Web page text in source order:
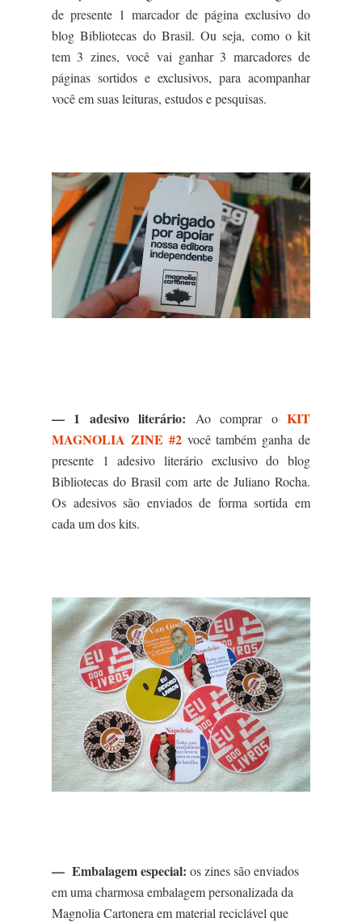
de presente 1 marcador de página exclusivo do
blog Bibliotecas do Brasil. Ou seja, como o kit
tem 3 zines, você vai ganhar 3 marcadores de
páginas sortidos e exclusivos, para acompanhar
você em suas leituras, estudos e pesquisas.
— 1 adesivo literário: Ao comprar oKIT
MAGNOLIA ZINE #2você também ganha de
presente 1 adesivo literário exclusivo do blog
Bibliotecas do Brasil com arte de Juliano Rocha.
Os adesivos são enviados de forma sortida em
cada um dos kits.
— Embalagem especial: os zines são enviados
em uma charmosa embalagem personalizada da
Magnolia Cartonera em material reciclável que